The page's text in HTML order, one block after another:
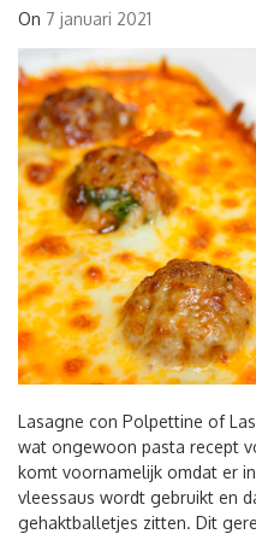
On 7 januari 2021
Lasagne con Polpettine of
wat ongewoon pasta recept
komt voornamelijk omdat er
vleessaus wordt gebruikt en
gehaktballetjes zitten. Dit